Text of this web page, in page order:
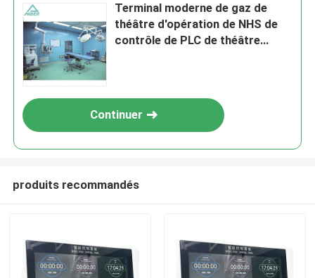
Terminal moderne de gaz de
théâtre d'opération de NHS de
contrôle de PLC de théâtre
Continuer
produits recommandés